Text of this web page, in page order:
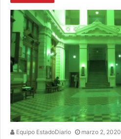
Equipo EstadoDiario marzo 2, 2020